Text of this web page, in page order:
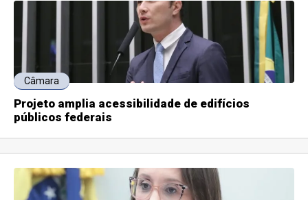
Câmara
Projeto amplia acessibilidade de edifícios
públicos federais